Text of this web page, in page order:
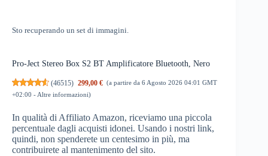
Sto recuperando un set di immagini.
Pro-Ject Stereo Box S2 BT Amplificatore Bluetooth, Nero
(46515) 299,00 € (a partire da 6 Agosto 2026 04:01 GMT
+02:00 - Altre informazioni)
In qualità di Affiliato Amazon, riceviamo una piccola
percentuale dagli acquisti idonei. Usando i nostri link,
quindi, non spenderete un centesimo in più, ma
contribuirete al mantenimento del sito.